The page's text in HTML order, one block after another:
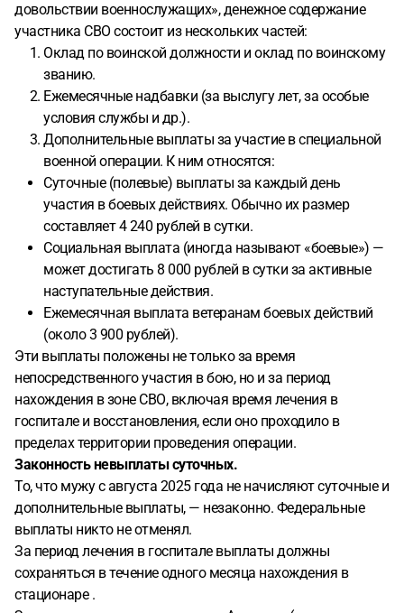
довольствии военнослужащих», денежное содержание
участника СВО состоит из нескольких частей:
Оклад по воинской должности и оклад по воинскому
званию.
Ежемесячные надбавки (за выслугу лет, за особые
условия службы и др.).
Дополнительные выплаты за участие в специальной
военной операции. К ним относятся:
Суточные (полевые) выплаты за каждый день
участия в боевых действиях. Обычно их размер
составляет 4 240 рублей в сутки.
Социальная выплата (иногда называют «боевые») —
может достигать 8 000 рублей в сутки за активные
наступательные действия.
Ежемесячная выплата ветеранам боевых действий
(около 3 900 рублей).
Эти выплаты положены не только за время
непосредственного участия в бою, но и за период
нахождения в зоне СВО, включая время лечения в
госпитале и восстановления, если оно проходило в
пределах территории проведения операции.
Законность невыплаты суточных.
То, что мужу с августа 2025 года не начисляют суточные и
дополнительные выплаты, — незаконно. Федеральные
выплаты никто не отменял.
За период лечения в госпитале выплаты должны
сохраняться в течение одного месяца нахождения в
стационаре .